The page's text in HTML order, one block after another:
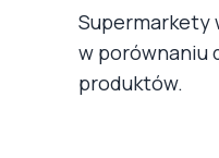
Supermarkety
w porównaniu
produktów.